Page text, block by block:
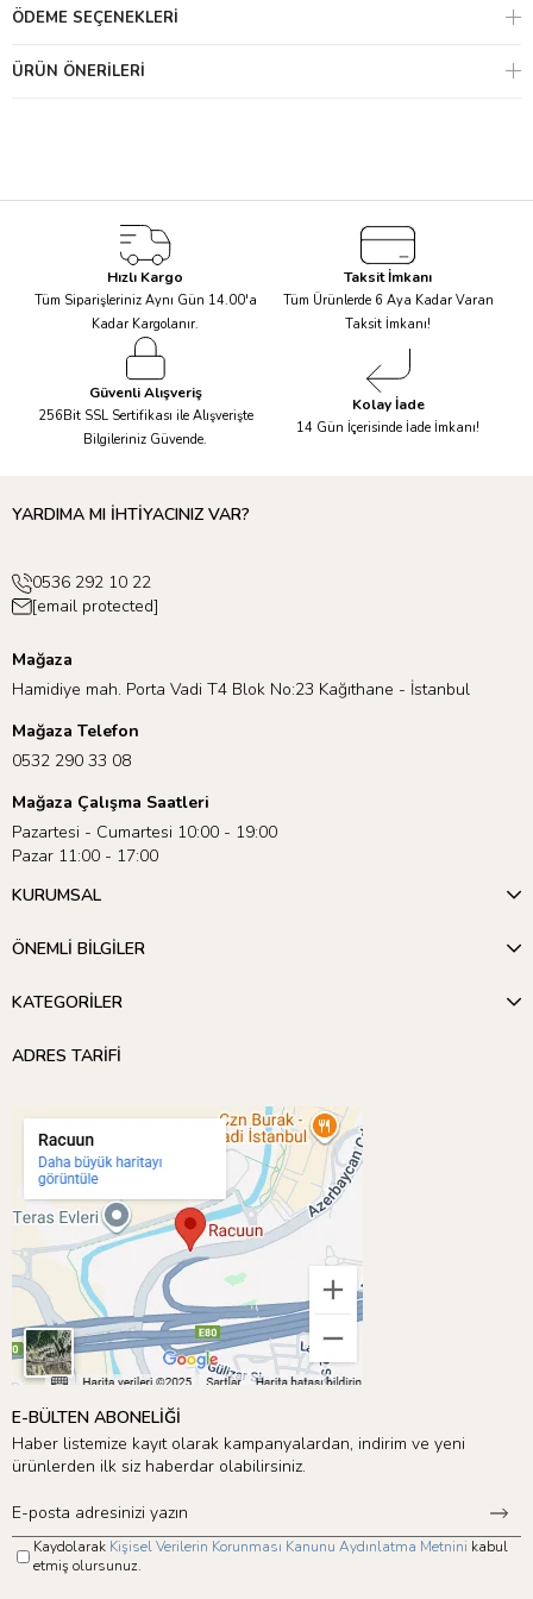
cihazlarında steril etmenizi, doğal
ve güvenlik sebepleri ile,
zamanlarda kuru ve kapalı bir yerde muhafaza ediniz.
ÖDEME SEÇENEKLERI
ÜRÜN ÖNERILERI
Hızlı Kargo
Tüm Siparişleriniz Aynı Gün 14.00'a
Kadar Kargolanır.
Taksit İmkanı
Tüm Ürünlerde 6 Aya Kadar Varan
Taksit İmkanı!
Güvenli Alışveriş
256Bit SSL Sertifikası ile Alışverişte
Bilgileriniz Güvende.
Kolay İade
14 Gün İçerisinde İade İmkanı!
YARDIMA MI İHTİYACINIZ VAR?
0536 292 10 22
[email protected]
Mağaza
Hamidiye mah. Porta Vadi T4 Blok No:23 Kağıthane - İstanbul
Mağaza Telefon
0532 290 33 08
Mağaza Çalışma Saatleri
Pazartesi - Cumartesi 10:00 - 19:00
Pazar 11:00 - 17:00
KURUMSAL
ÖNEMLİ BİLGİLER
KATEGORİLER
ADRES TARİFİ
E-BÜLTEN ABONELİĞİ
Haber listemize kayıt olarak kampanyalardan, indirim ve yeni
ürünlerden ilk siz haberdar olabilirsiniz.
Kaydolarak Kişisel Verilerin Korunması Kanunu Aydınlatma Metnini kabul
etmiş olursunuz.